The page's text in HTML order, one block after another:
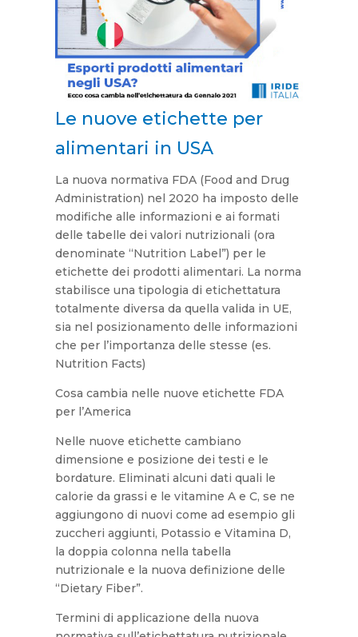
Le nuove etichette per
alimentari in USA
La nuova normativa FDA (Food and Drug
Administration) nel 2020 ha imposto delle
modifiche alle informazioni e ai formati
delle tabelle dei valori nutrizionali (ora
denominate “Nutrition Label”) per le
etichette dei prodotti alimentari. La norma
stabilisce una tipologia di etichettatura
totalmente diversa da quella valida in UE,
sia nel posizionamento delle informazioni
che per l’importanza delle stesse (es.
Nutrition Facts)
Cosa cambia nelle nuove etichette FDA
per l’America
Nelle nuove etichette cambiano
dimensione e posizione dei testi e le
bordature. Eliminati alcuni dati quali le
calorie da grassi e le vitamine A e C, se ne
aggiungono di nuovi come ad esempio gli
zuccheri aggiunti, Potassio e Vitamina D,
la doppia colonna nella tabella
nutrizionale e la nuova definizione delle
“Dietary Fiber”.
Termini di applicazione della nuova